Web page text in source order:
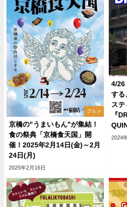
グルメ
京橋の"うまいもん"が集結！
食の祭典「京橋食天国」開
催！2025年2月14日(金)～2月
24日(月)
2025年2月16日
4/26
する
ステ
『
2024